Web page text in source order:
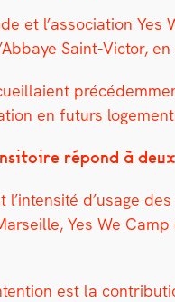
et l’as­so­ci­a­tion
Saint-Vic­tor,
en futurs
répond à
l’intensité d’usage
Yes We
est la